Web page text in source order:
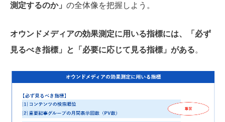
測定するのか」 の全体像を把握しよう。
オウンドメディアの効果測定に用いる指標には、「必ず
見るべき指標」と「必要に応じて見る指標」がある。